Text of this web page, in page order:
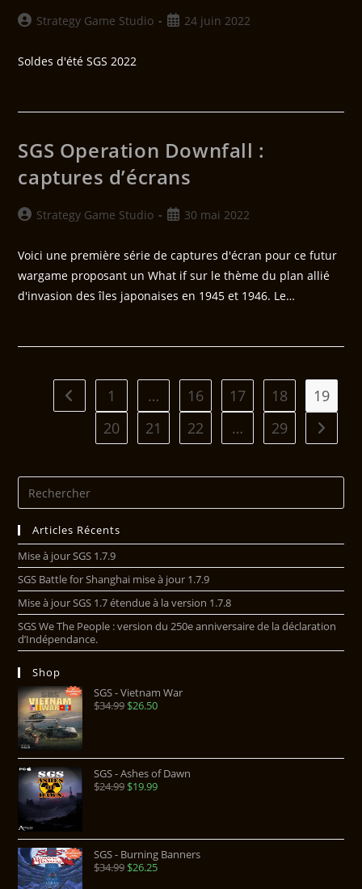
Strategy Game Studio 24 juin 2022
Soldes d'été SGS 2022
SGS Operation Downfall :
captures d’écrans
Strategy Game Studio 30 mai 2022
Voici une première série de captures d'écran pour ce futur
wargame proposant un What if sur le thème du plan allié
d'invasion des îles japonaises en 1945 et 1946. Le…
1 … 16 17 18
19
20
21 22 … 29
Articles Récents
Mise à jour SGS 1.7.9
SGS Battle for Shanghai mise à jour 1.7.9
Mise à jour SGS 1.7 étendue à la version 1.7.8
SGS We The People : version du 250e anniversaire de la déclaration
d’Indépendance.
Shop
SGS - Vietnam War
$34.99$26.50
SGS - Ashes of Dawn
$24.99$19.99
SGS - Burning Banners
$34.99$26.25